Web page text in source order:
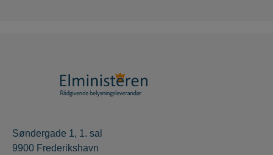
Søndergade 1, 1. sal
9900 Frederikshavn